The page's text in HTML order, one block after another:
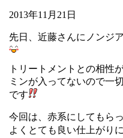
2013年11月21日
先日、近藤さんにノンジ
トリートメントとの相性
ミンが入ってないので一
です
今回は、赤系にしてもら
よくとても良い仕上がり